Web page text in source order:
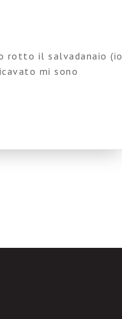
rotto il salvadanaio (io
mi sono